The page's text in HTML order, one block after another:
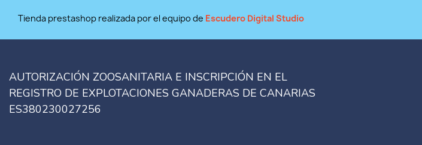
Tienda prestashop realizada por el equipo de Escudero Digital Studio
AUTORIZACIÓN ZOOSANITARIA E INSCRIPCIÓN EN EL
REGISTRO DE EXPLOTACIONES GANADERAS DE CANARIAS
ES380230027256